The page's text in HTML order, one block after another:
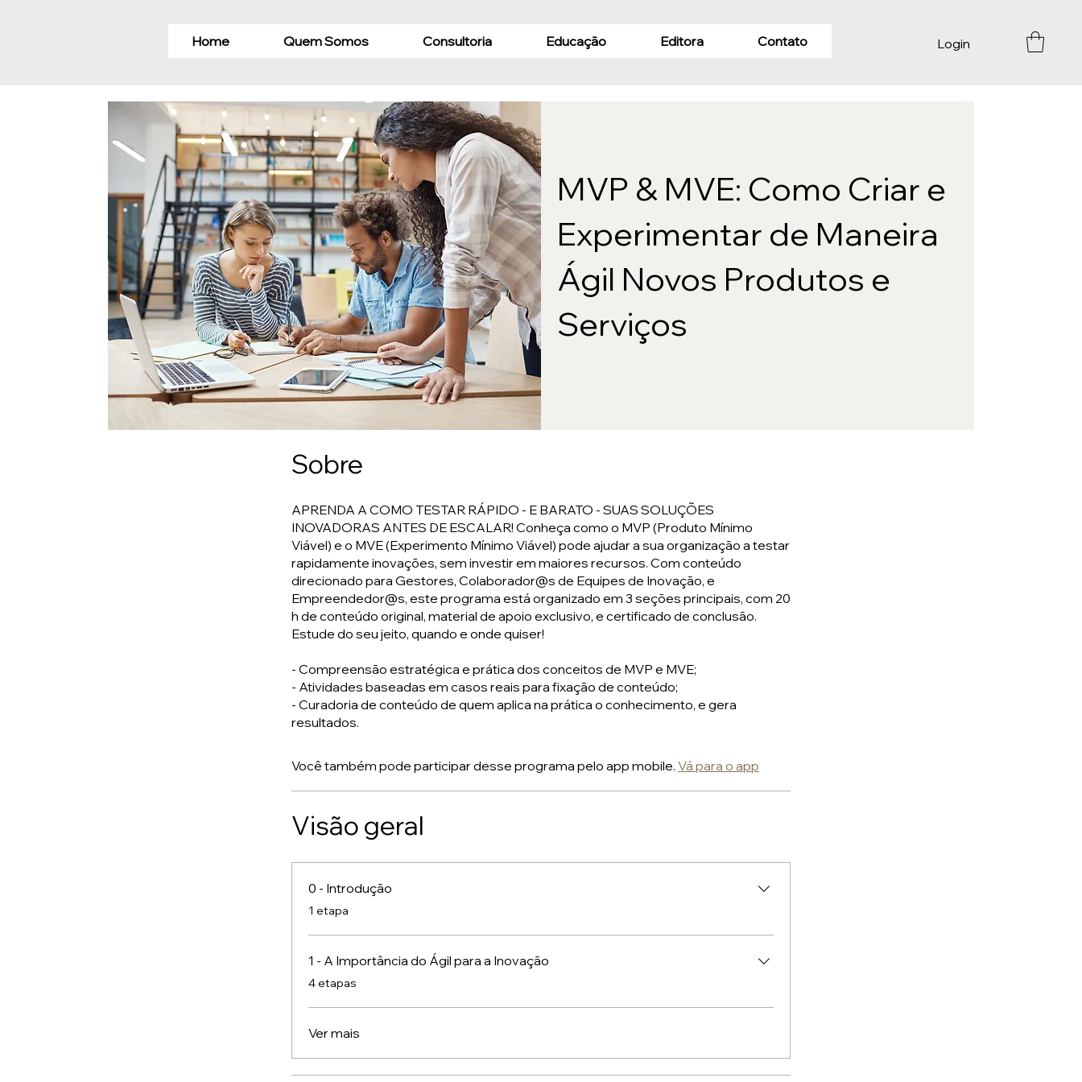
Login
Home Quem Somos Consultoria Educação Editora Contato
MVP & MVE: Como Criar e
Experimentar de Maneira
Ágil Novos Produtos e
Serviços
Sobre
APRENDA A COMO TESTAR RÁPIDO - E BARATO - SUAS SOLUÇÕES
INOVADORAS ANTES DE ESCALAR! Conheça como o MVP (Produto Mínimo
Viável) e o MVE (Experimento Mínimo Viável) pode ajudar a sua organização a testar
rapidamente inovações, sem investir em maiores recursos. Com conteúdo
direcionado para Gestores, Colaborador@s de Equipes de Inovação, e
Empreendedor@s, este programa está organizado em 3 seções principais, com 20
h de conteúdo original, material de apoio exclusivo, e certificado de conclusão.
Estude do seu jeito, quando e onde quiser!
- Compreensão estratégica e prática dos conceitos de MVP e MVE;
- Atividades baseadas em casos reais para fixação de conteúdo;
- Curadoria de conteúdo de quem aplica na prática o conhecimento, e gera
resultados.
Você também pode participar desse programa pelo app mobile. Vá para o app
Visão geral
0 - Introdução
.1 etapa
1 - A Importância do Ágil para a Inovação
4 etapas
Ver mais